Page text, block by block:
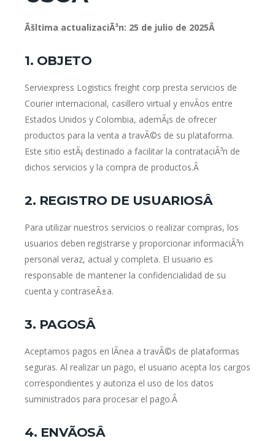
Ãšltima actualizaciÃ³n: 25 de julio de 2025Â
1. OBJETO
Serviexpress Logistics freight corp presta servicios de
Courier internacional, casillero virtual y envÃ­os entre
Estados Unidos y Colombia, ademÃ¡s de ofrecer
productos para la venta a travÃ©s de su plataforma.
Este sitio estÃ¡ destinado a facilitar la contrataciÃ³n de
dichos servicios y la compra de productos.Â
2. REGISTRO DE USUARIOSÂ
Para utilizar nuestros servicios o realizar compras, los
usuarios deben registrarse y proporcionar informaciÃ³n
personal veraz, actual y completa. El usuario es
responsable de mantener la confidencialidad de su
cuenta y contraseÃ±a.
3. PAGOSÂ
Aceptamos pagos en lÃ­nea a travÃ©s de plataformas
seguras. Al realizar un pago, el usuario acepta los cargos
correspondientes y autoriza el uso de los datos
suministrados para procesar el pago.Â
4. ENVÃOSÂ